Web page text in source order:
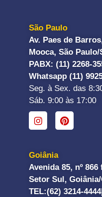
São Paulo
Av. Paes de
Mooca, São Paulo/
PABX: (11) 2268-
Whatsapp (11)
Seg. à Sex. das
Sáb. 9:00 às 17:00
Goiânia
Avenida 85, nº 866
Setor Sul, Goiânia/
TEL:(62) 3214-